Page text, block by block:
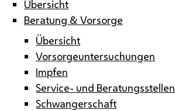
Übersicht
Beratung & Vorsorge
Übersicht
Vorsorgeuntersuchungen
Impfen
Service- und Beratungsstellen
Schwangerschaft